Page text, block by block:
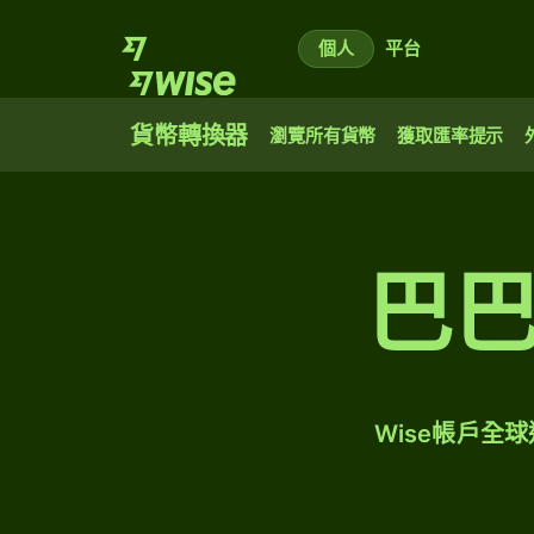
個人 平台
貨幣轉換器 瀏覽所有貨幣 獲取匯率提示
巴
Wise帳戶全球